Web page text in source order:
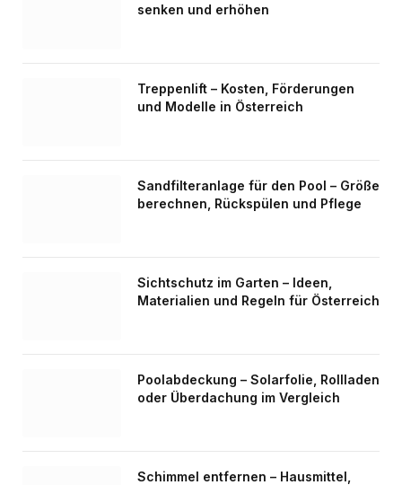
senken und erhöhen
Treppenlift – Kosten, Förderungen
und Modelle in Österreich
Sandfilteranlage für den Pool – Größe
berechnen, Rückspülen und Pflege
Sichtschutz im Garten – Ideen,
Materialien und Regeln für Österreich
Poolabdeckung – Solarfolie, Rollladen
oder Überdachung im Vergleich
Schimmel entfernen – Hausmittel,